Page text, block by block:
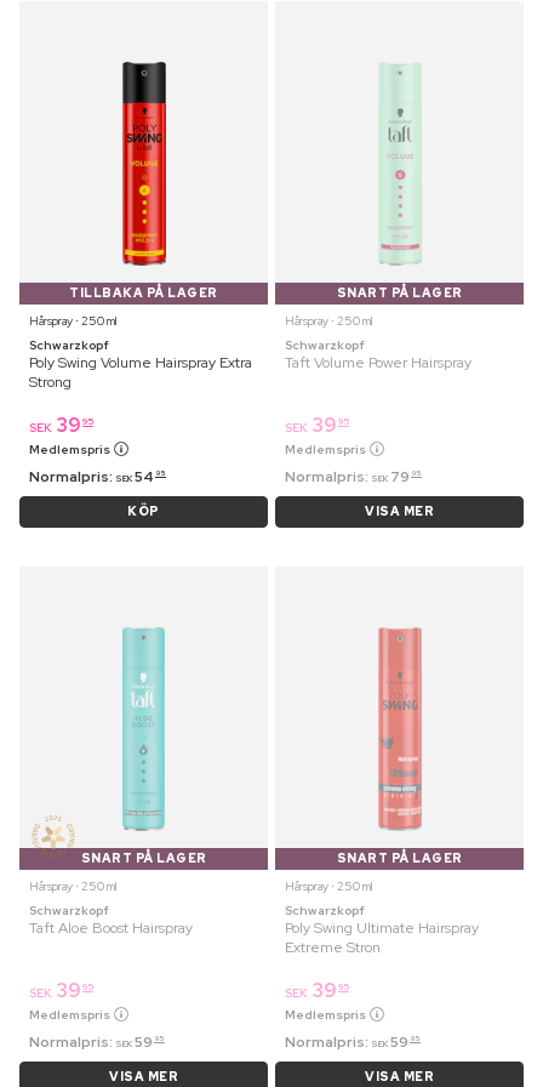
TILLBAKA PÅ LAGER
Hårspray ⋅ 250 ml
Schwarzkopf
Poly Swing Volume Hairspray Extra
Strong
SEK 39 95
Medlemspris
Normalpris: SEK 54 95
KÖP
SNART PÅ LAGER
Hårspray ⋅ 250 ml
Schwarzkopf
Taft Volume Power Hairspray
SEK 39 95
Medlemspris
Normalpris: SEK 79 95
VISA MER
SNART PÅ LAGER
Hårspray ⋅ 250 ml
Schwarzkopf
Taft Aloe Boost Hairspray
SEK 39 95
Medlemspris
Normalpris: SEK 59 95
VISA MER
SNART PÅ LAGER
Hårspray ⋅ 250 ml
Schwarzkopf
Poly Swing Ultimate Hairspray
Extreme Stron
SEK 39 95
Medlemspris
Normalpris: SEK 59 95
VISA MER